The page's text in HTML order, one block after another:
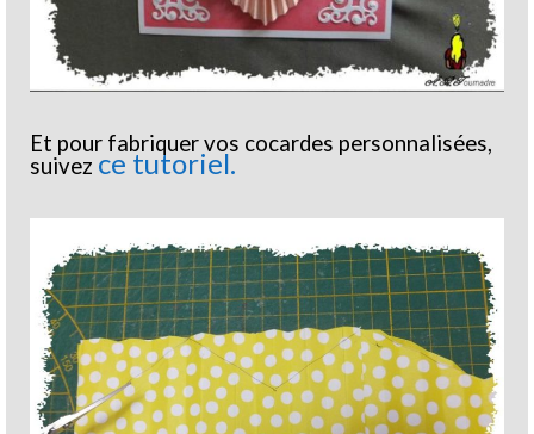
Et pour fabriquer vos cocardes personnalisées,
suivez ce tutoriel.